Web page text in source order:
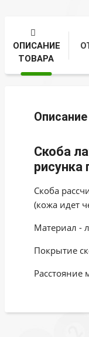
ОПИСАНИЕ
ТОВАРА
Скоба
рисунка
Скоба
(кожа идет
Материал -
Покрытие
Расстояние